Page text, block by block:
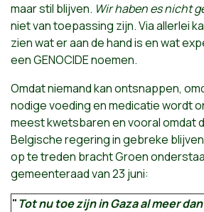
maar stil blijven. Wir haben es nicht
niet van toepassing zijn. Via allerlei
zien wat er aan de hand is en wat
een GENOCIDE noemen.
Omdat niemand kan ontsnappen,
nodige voeding en medicatie wordt
meest kwetsbaren en vooral omdat
Belgische regering in gebreke
op te treden bracht Groen
gemeenteraad van 23 juni:
"Tot nu toe zijn in Gaza al meer